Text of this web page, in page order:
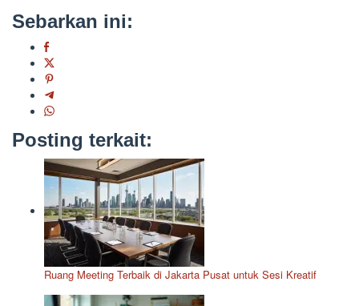
Sebarkan ini:
Posting terkait:
Ruang Meeting Terbaik di Jakarta Pusat untuk Sesi Kreatif